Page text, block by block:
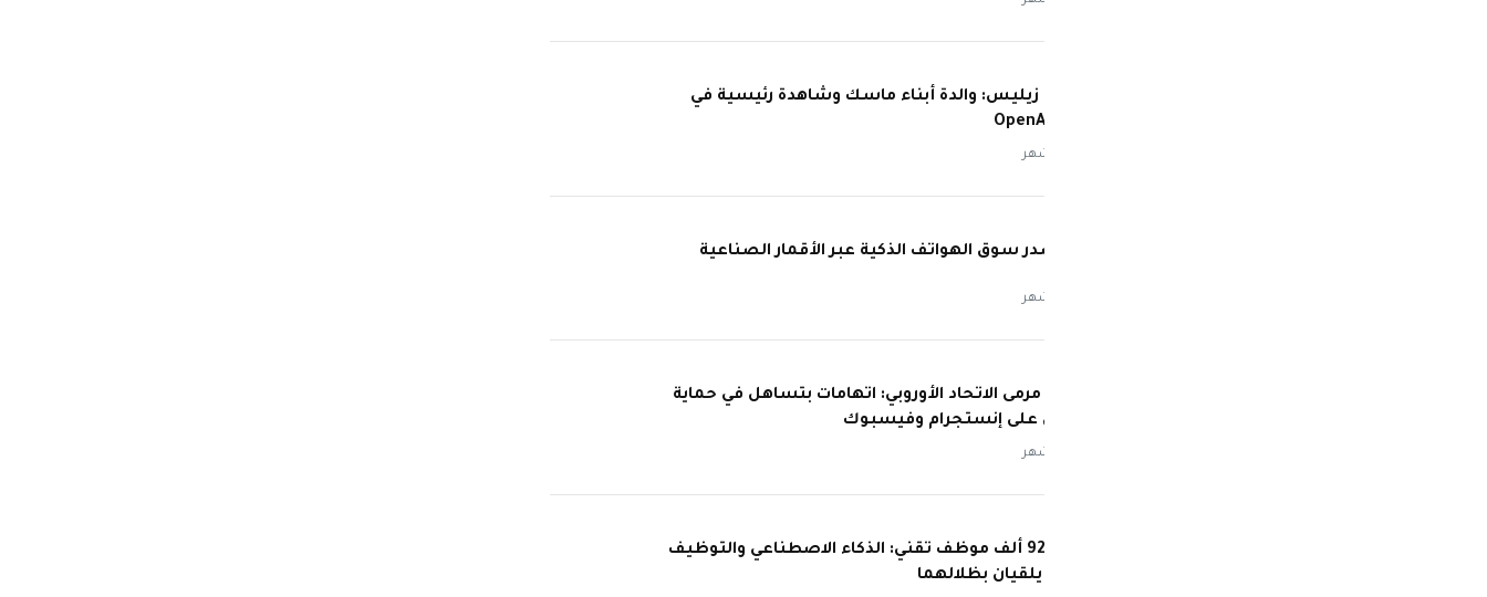
شيفون زيليس: والدة أبناء ماسك وشاهدة رئيسية في
أبل تتصدر سوق الهواتف الذكية عبر الأقمار الصناعية
ميتا في مرمى الاتحاد الأوروبي: اتهامات بتساهل في حماية
الأطفال على إنستجرام وفيسبوك
تسريح 92 ألف موظف تقني: الذكاء الاصطناعي والتوظيف
المفرط يلقيان بظلالهما